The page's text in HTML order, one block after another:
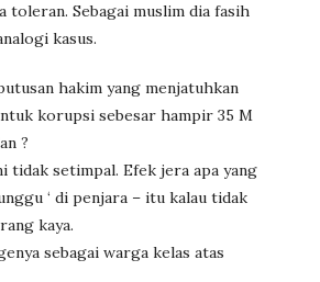
toleran. Sebagai muslim dia fasih
kasus.
hakim yang menjatuhkan
korupsi sebesar hampir 35 M
?
tidak setimpal. Efek jera apa yang
‘ di penjara – itu kalau tidak
kaya.
sebagai warga kelas atas